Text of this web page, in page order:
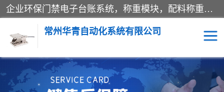
企业环保门禁电子台账系统，称重模块，配料称重系统,称重模块厂家,地磅称重系统,检重秤厂家 常州华青自动化主营：称重模块、无人值守称重系统、配料称重系统、地磅称重系统、检重秤、托利多称重模块等产品。各种称重软件，移动源环保门禁电子台账系统软件。 常州华青自动化系统有限公司7*24的电话支持服务、项目现场开发服务、新功能定制研发服务，产品培训、远程维护，现场安装调试工程等。
常州华青自动化系统有限公司
称重模块 称重仪表